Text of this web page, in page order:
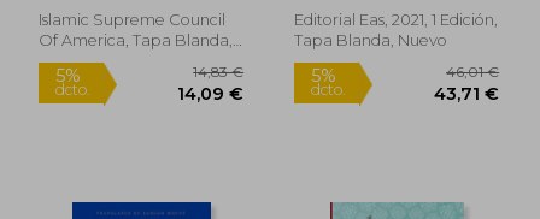
kabbani delivered by
permission of hi (en
Kabbani, Muhammad
Hisham ; Haqqani, Shaykh
Nazim Adil
Islamic Supreme Council
Of America, Tapa Blanda,
Nuevo
Editorial Eas, 2021, 1 Edición,
Tapa Blanda, Nuevo